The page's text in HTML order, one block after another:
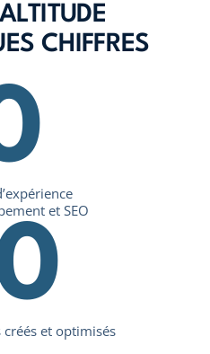
CHIFFRES
et SEO
et optimisés